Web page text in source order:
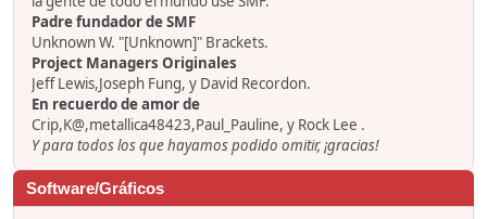
Padre fundador de SMF
Unknown W. "[Unknown]" Brackets.
Project Managers Originales
Jeff Lewis,Joseph Fung, y David Recordon.
En recuerdo de amor de
Crip,K@,metallica48423,Paul_Pauline, y Rock Lee .
Y para todos los que hayamos podido omitir, ¡gracias!
Software/Gráficos